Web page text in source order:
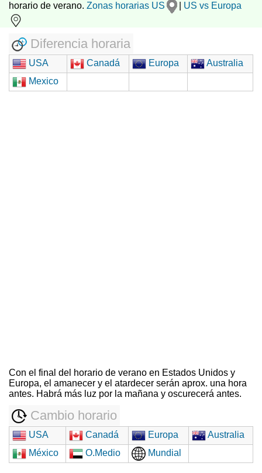
horario de verano. Zonas horarias US US vs Europa
Diferencia horaria
USA Canadá Europa
Australia
Mexico
Con el final del horario de verano en Estados Unidos y
Europa, el amanecer y el atardecer serán aprox. una hora
antes. Habrá más luz por la mañana y oscurecerá antes.
Cambio horario
USA Canadá Europa
Australia
México
O.Medio Mundial